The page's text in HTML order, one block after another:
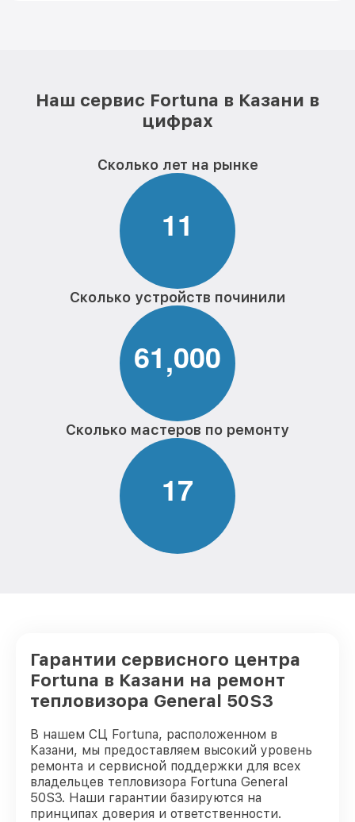
Наш сервис Fortuna в Казани в
цифрах
Сколько лет на рынке
11
Сколько устройств починили
61,000
Сколько мастеров по ремонту
17
Гарантии сервисного центра
Fortuna в Казани на ремонт
тепловизора General 50S3
В нашем СЦ Fortuna, расположенном в
Казани, мы предоставляем высокий уровень
ремонта и сервисной поддержки для всех
владельцев тепловизора Fortuna General
50S3. Наши гарантии базируются на
принципах доверия и ответственности.